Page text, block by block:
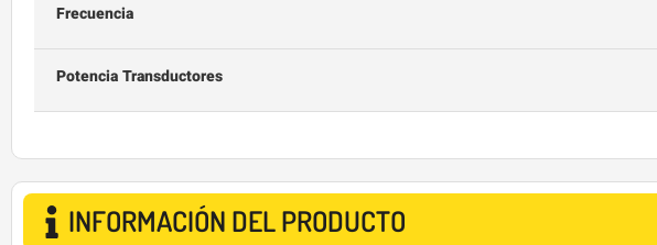
Frecuencia
Potencia Transductores
INFORMACIÓN DEL PRODUCTO